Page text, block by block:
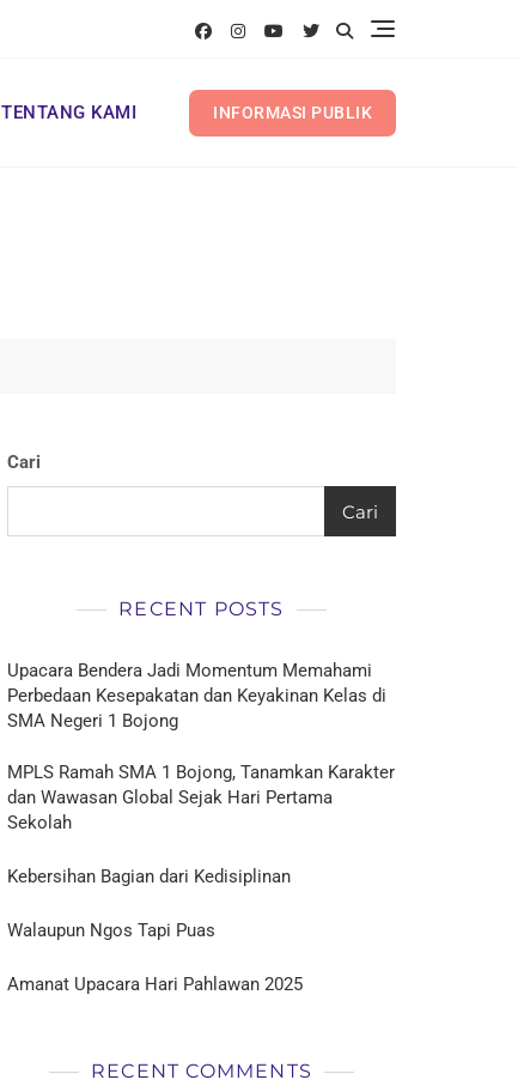
TENTANG KAMI INFORMASI PUBLIK
Cari
Cari
RECENT POSTS
Upacara Bendera Jadi Momentum Memahami
Perbedaan Kesepakatan dan Keyakinan Kelas di
SMA Negeri 1 Bojong
MPLS Ramah SMA 1 Bojong, Tanamkan Karakter
dan Wawasan Global Sejak Hari Pertama
Sekolah
Kebersihan Bagian dari Kedisiplinan
Walaupun Ngos Tapi Puas
Amanat Upacara Hari Pahlawan 2025
RECENT COMMENTS